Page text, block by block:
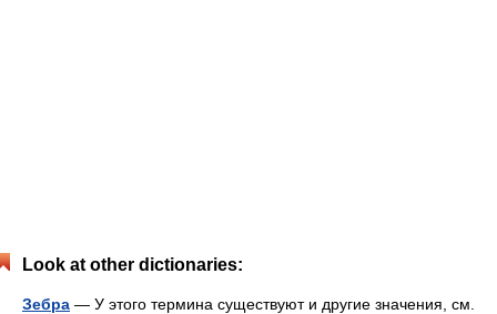
Look at other dictionaries:
Зебра — У этого термина существуют и другие значения, см.